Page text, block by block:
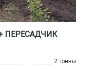
+ ПЕРЕСАДЧИК
2 тонны